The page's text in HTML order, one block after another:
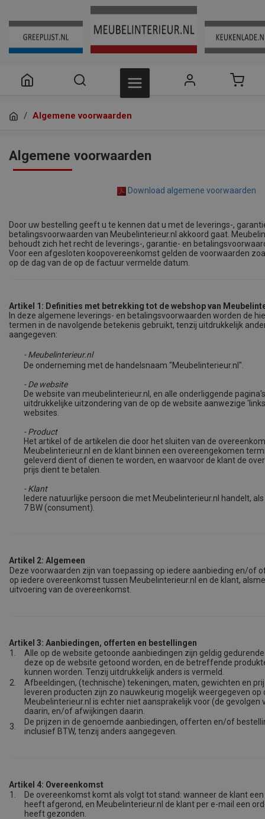
/ Algemene voorwaarden
Algemene voorwaarden
Download algemene voorwaarden
Door uw bestelling geeft u te kennen dat u met de leverings-,
betalingsvoorwaarden van Meubelinterieur.nl akkoord gaat.
behoudt zich het recht de leverings-, garantie- en
Voor een afgesloten koopovereenkomst gelden de voorwaarden
op de dag van de op de factuur vermelde datum.
Artikel 1: Definities met betrekking tot de webshop van Meube
In deze algemene leverings- en betalingsvoorwaarden worden de
termen in de navolgende betekenis gebruikt, tenzij uitdrukkelijk
aangegeven:
- Meubelinterieur.nl
De onderneming met de handelsnaam "Meubelinterieur.nl".
- De website
De website van meubelinterieur.nl, en alle onderliggende
uitdrukkelijke uitzondering van de op de website aanwezige
websites.
- Product
Het artikel of de artikelen die door het sluiten van de
Meubelinterieur.nl en de klant binnen een overeengekomen
geleverd dient of dienen te worden, en waarvoor de klant de
prijs dient te betalen.
- Klant
Iedere natuurlijke persoon die met Meubelinterieur.nl handelt,
7 BW (consument).
Artikel 2: Algemeen
Deze voorwaarden zijn van toepassing op iedere aanbieding en/of
op iedere overeenkomst tussen Meubelinterieur.nl en de klant,
uitvoering van de overeenkomst.
Artikel 3: Aanbiedingen, offerten en bestellingen
1.
Alle op de website getoonde aanbiedingen zijn geldig
deze op de website getoond worden, en de betreffende
kunnen worden. Tenzij uitdrukkelijk anders is vermeld.
2.
Afbeeldingen, (technische) tekeningen, maten, gewichten en
leveren producten zijn zo nauwkeurig mogelijk weergegeven op
Meubelinterieur.nl is echter niet aansprakelijk voor (de gevolgen
daarin, en/of afwijkingen daarin.
3.
De prijzen in de genoemde aanbiedingen, offerten en/of
inclusief BTW, tenzij anders aangegeven.
Artikel 4: Overeenkomst
1.
De overeenkomst komt als volgt tot stand: wanneer de klant
heeft afgerond, en Meubelinterieur.nl de klant per e-mail een
heeft gezonden.